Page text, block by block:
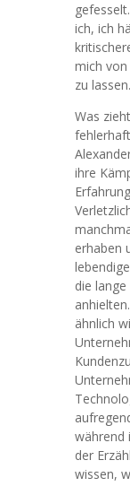
ich, ich
mich
zu lassen.
Was
ihre
erhaben
die
ähnlich
während
der
wissen,